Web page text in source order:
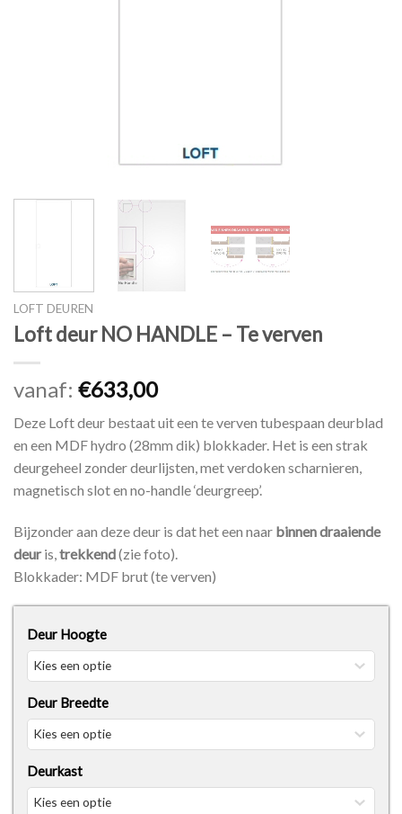
LOFT DEUREN
Loft deur NO HANDLE – Te verven
vanaf: €633,00
Deze Loft deur bestaat uit een te verven tubespaan deurblad
en een MDF hydro (28mm dik) blokkader. Het is een strak
deurgeheel zonder deurlijsten, met verdoken scharnieren,
magnetisch slot en no-handle ‘deurgreep’.
Bijzonder aan deze deur is dat het een naar binnen draaiende
deur is,trekkend(zie foto).
Blokkader: MDF brut (te verven)
Deur Hoogte
Deur Breedte
Deurkast